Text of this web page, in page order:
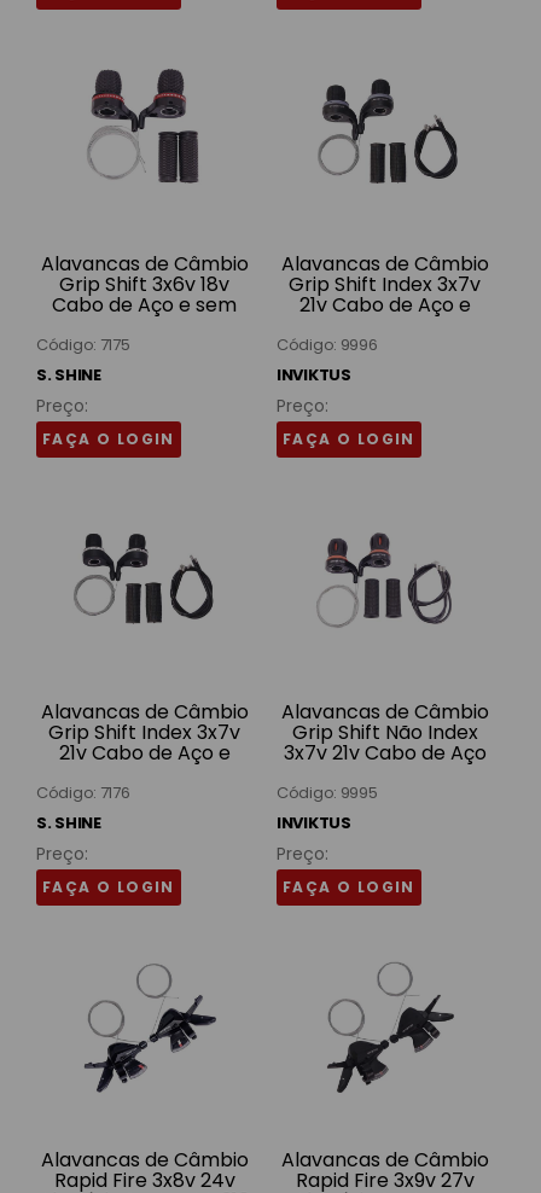
Alavancas de Câmbio
Grip Shift 3x6v 18v
Cabo de Aço e sem
Conduíte Nylon Pretas
SSYY-04B S. Shine
Código: 7175
S. SHINE
Preço:
FAÇA O LOGIN
Alavancas de Câmbio
Grip Shift Index 3x7v
21v Cabo de Aço e
Conduíte Nylon Pretas
Inviktus
Código: 9996
INVIKTUS
Preço:
FAÇA O LOGIN
Alavancas de Câmbio
Grip Shift Index 3x7v
21v Cabo de Aço e
Conduíte Nylon Pretas
SSYY-09A S. Shine
Código: 7176
S. SHINE
Preço:
FAÇA O LOGIN
Alavancas de Câmbio
Grip Shift Não Index
3x7v 21v Cabo de Aço
Pretas Inviktus
Código: 9995
INVIKTUS
Preço:
FAÇA O LOGIN
Alavancas de Câmbio
Rapid Fire 3x8v 24v
Alavancas de Câmbio
Rapid Fire 3x9v 27v